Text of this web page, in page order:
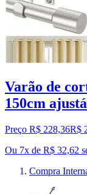
Varão de
150cm
Preço R$ 228,36R$
Ou 7x de R$ 32,62
Compra